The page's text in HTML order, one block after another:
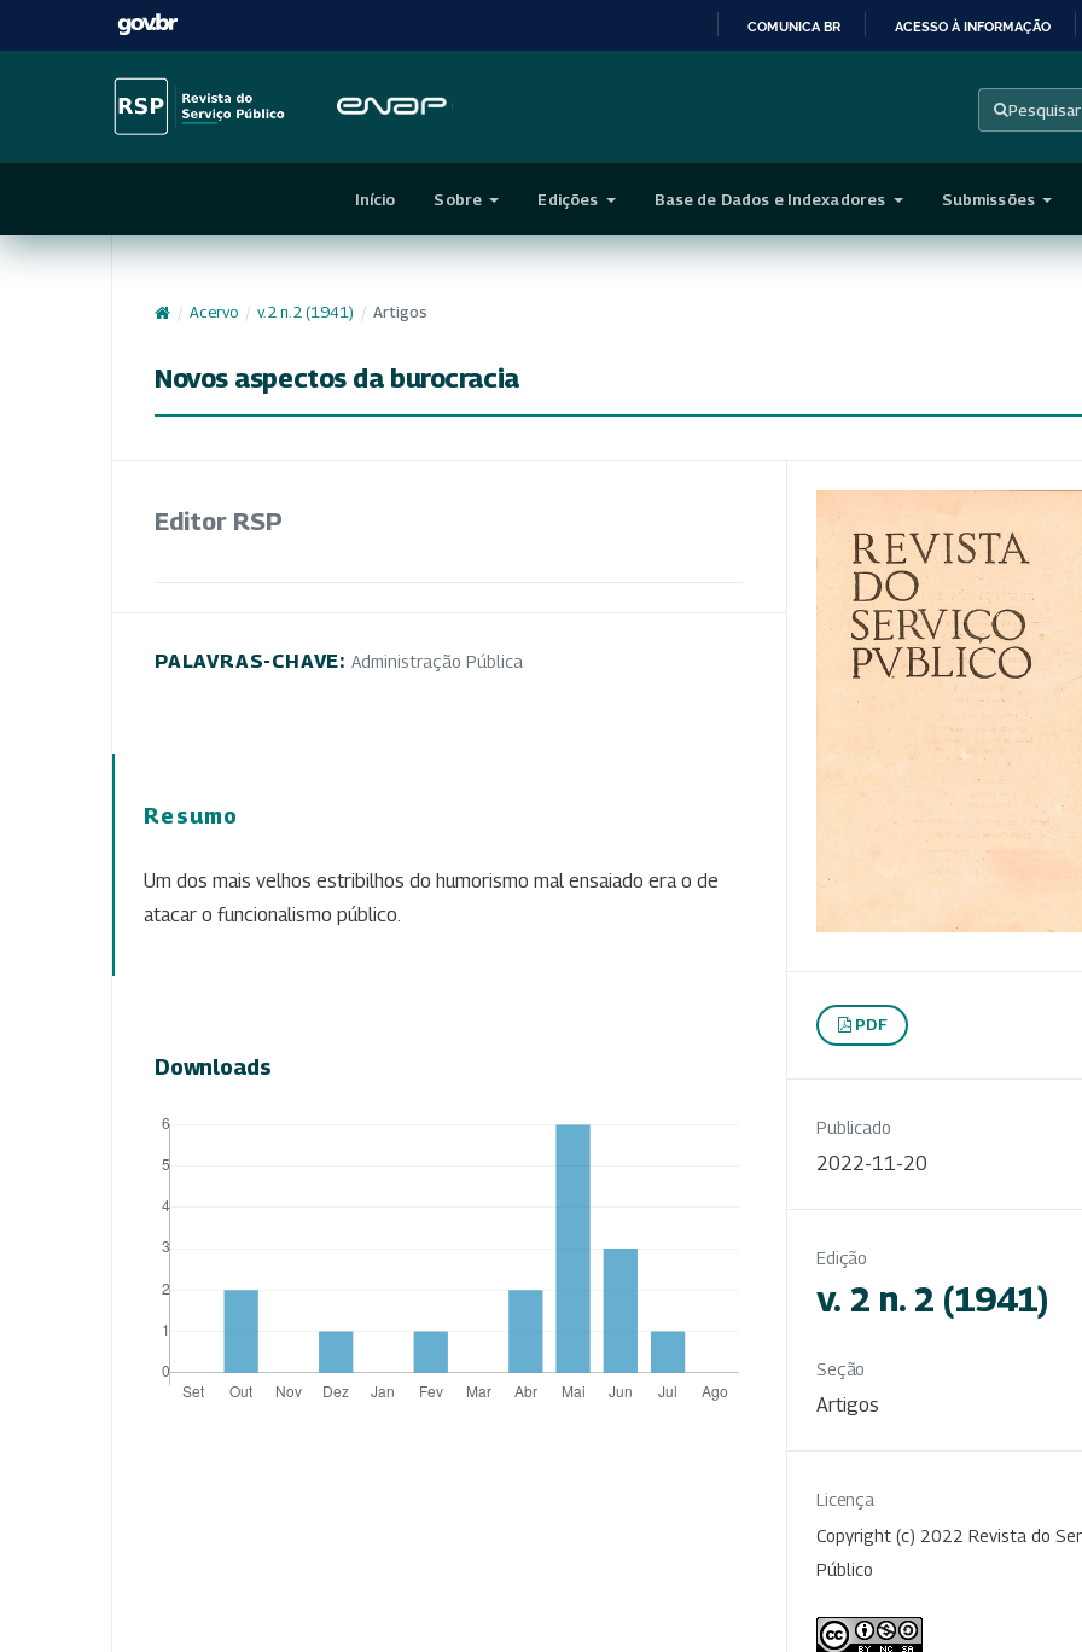
CONTEÚDO
COMUNICA BR ACESSO À INFORMAÇÃO
Pesquisar
Início Sobre Edições Base de Dados e Indexadores Submissões
/ Acervo / v. 2 n. 2 (1941) / Artigos
Novos aspectos da burocracia
Editor RSP
PALAVRAS-CHAVE: Administração Pública
Resumo
Um dos mais velhos estribilhos do humorismo mal ensaiado era o de
atacar o funcionalismo público.
Downloads
PDF
Publicado
2022-11-20
Edição
v. 2 n. 2 (1941)
Seção
Artigos
Licença
Copyright (c) 2022 Revista do
Público